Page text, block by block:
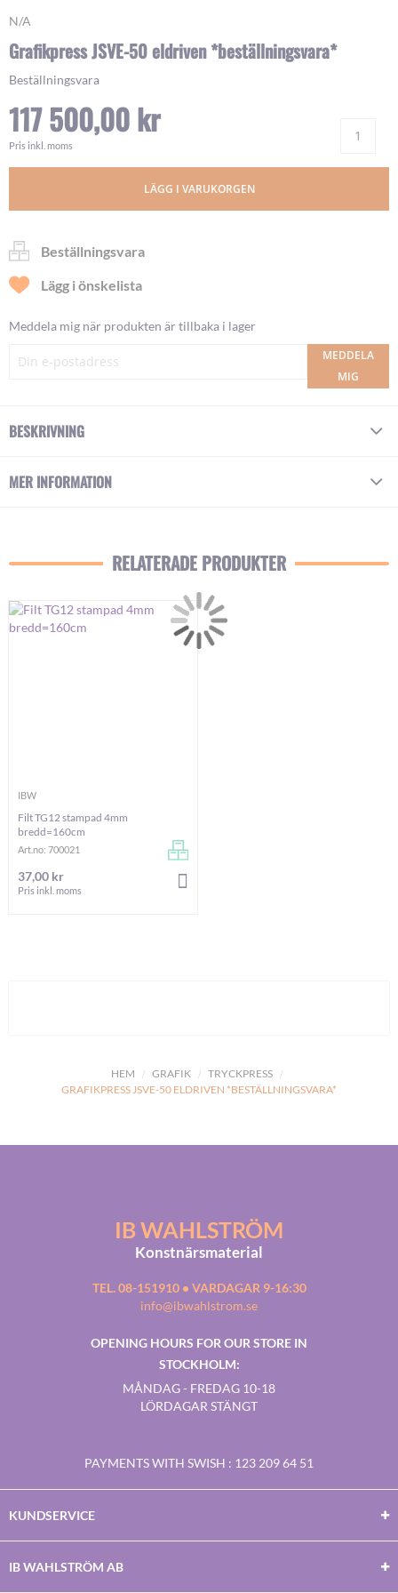
HEM GRAFIK
TRYCKPRESS
GRAFIKPRESS JSVE-50 ELDRIVEN *BESTÄLLNINGSVARA*
N/A
Grafikpress JSVE-50 eldriven *beställningsvara*
Beställningsvara
117 500,00 kr
Pris inkl. moms
LÄGG I VARUKORGEN
Beställningsvara
Lägg i önskelista
Meddela mig när produkten är tillbaka i lager
MEDDELA
MIG
Skip
the
of
the
images
gallery
BESKRIVNING
MER INFORMATION
RELATERADE PRODUKTER
IBW
Filt TG12 stampad 4mm
bredd=160cm
Art.no: 700021
37,00 kr
Pris inkl. moms
IB WAHLSTRÖM
Konstnärsmaterial
TEL. 08-151910 • VARDAGAR 9-16:30
info@ibwahlstrom.se
OPENING HOURS FOR OUR STORE IN
STOCKHOLM:
MÅNDAG - FREDAG 10-18
LÖRDAGAR STÄNGT
PAYMENTS WITH SWISH : 123 209 64 51
KUNDSERVICE
IB WAHLSTRÖM AB